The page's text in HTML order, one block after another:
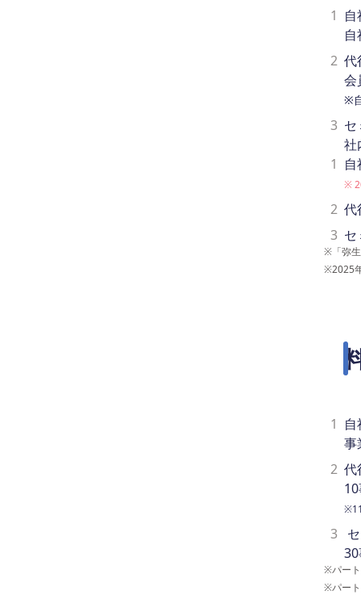
1
2 代
会
※
3 セ
社
1
※
2 代
3 セ
※ 「弥
※2025
1
事
2 代
3
※パー
※パー